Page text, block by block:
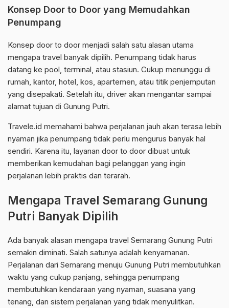
Konsep Door to Door yang Memudahkan
Penumpang
Konsep door to door menjadi salah satu alasan utama
mengapa travel banyak dipilih. Penumpang tidak harus
datang ke pool, terminal, atau stasiun. Cukup menunggu di
rumah, kantor, hotel, kos, apartemen, atau titik penjemputan
yang disepakati. Setelah itu, driver akan mengantar sampai
alamat tujuan di Gunung Putri.
Travele.id memahami bahwa perjalanan jauh akan terasa lebih
nyaman jika penumpang tidak perlu mengurus banyak hal
sendiri. Karena itu, layanan door to door dibuat untuk
memberikan kemudahan bagi pelanggan yang ingin
perjalanan lebih praktis dan terarah.
Mengapa Travel Semarang Gunung
Putri Banyak Dipilih
Ada banyak alasan mengapa travel Semarang Gunung Putri
semakin diminati. Salah satunya adalah kenyamanan.
Perjalanan dari Semarang menuju Gunung Putri membutuhkan
waktu yang cukup panjang, sehingga penumpang
membutuhkan kendaraan yang nyaman, suasana yang
tenang, dan sistem perjalanan yang tidak menyulitkan.